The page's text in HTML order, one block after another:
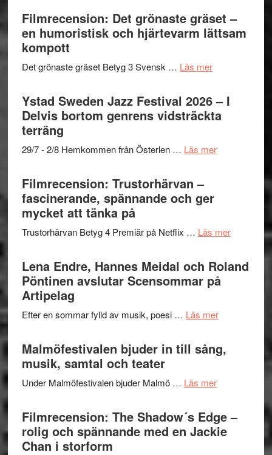
Vrach
Frankenshtey
med
Mulder
och
Dana
titlar
i
Shahab
Mehrabi
till
Kulturs
Filmrecension: Det grönaste gräset –
en humoristisk och hjärtevarm lättsam
kompott
Det grönaste gräset Betyg 3 Svensk … Läs merom
Det
grönaste
gräset
en
hjärtevarm
Ystad Sweden Jazz Festival 2026 – I
Delvis bortom genrens vidsträckta
terräng
29/7 - 2/8 Hemkommen från Österlen … Läs merom
–
Delvis
bortom
terräng
Filmrecension: Trustorhärvan –
fascinerande, spännande och ger
mycket att tänka på
Trustorhärvan Betyg 4 Premiär på Netflix … Läs merom
–
Lena Endre, Hannes Meidal och Roland
Pöntinen avslutar Scensommar på
Artipelag
Efter en sommar fylld av musik, poesi … Läs merom
Hannes
Pöntinen
avslutar
Scensommar
Malmöfestivalen bjuder in till sång,
musik, samtal och teater
Under Malmöfestivalen bjuder Malmö … Läs merom
in
till
Filmrecension: The Shadow´s Edge –
rolig och spännande med en Jackie
Chan i storform